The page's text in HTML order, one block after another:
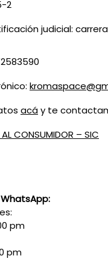
2
judicial:
acáy te
CONSUMIDOR – SIC
pm
pm